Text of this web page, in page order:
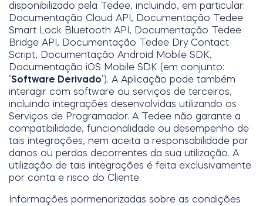
disponibilizado pela Tedee, incluindo, em particular:
Documentação Cloud API, Documentação Tedee
Smart Lock Bluetooth API, Documentação Tedee
Bridge API, Documentação Tedee Dry Contact
Script, Documentação Android Mobile SDK,
Documentação iOS Mobile SDK (em conjunto:
‘Software Derivado‘). A Aplicação pode também
interagir com software ou serviços de terceiros,
incluindo integrações desenvolvidas utilizando os
Serviços de Programador. A Tedee não garante a
compatibilidade, funcionalidade ou desempenho de
tais integrações, nem aceita a responsabilidade por
danos ou perdas decorrentes da sua utilização. A
utilização de tais integrações é feita exclusivamente
por conta e risco do Cliente.
Informações pormenorizadas sobre as condições